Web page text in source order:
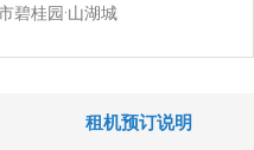
碧桂园·山湖城
租机预订说明